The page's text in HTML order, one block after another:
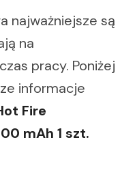
najważniejsze są
na
pracy. Poniżej
informacje
Fire
mAh 1 szt.